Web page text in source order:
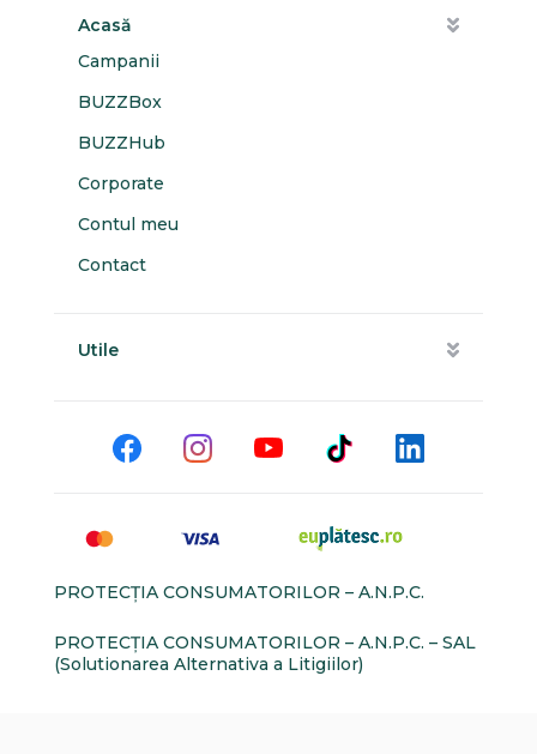
Acasă
Campanii
BUZZBox
BUZZHub
Corporate
Contul meu
Contact
Utile
PROTECŢIA CONSUMATORILOR – A.N.P.C.
PROTECŢIA CONSUMATORILOR – A.N.P.C. – SAL
(Solutionarea Alternativa a Litigiilor)